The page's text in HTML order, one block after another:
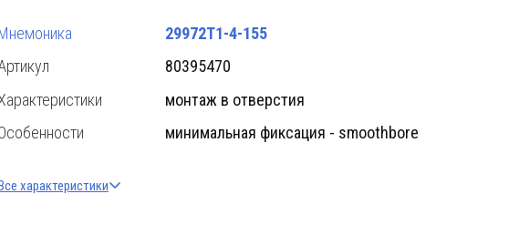
29972T1-4-155
80395470
монтаж в отверстия
минимальная фиксация - smoothbore
характеристики